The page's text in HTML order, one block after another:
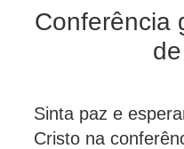
Conferência
Sinta paz e
Cristo na